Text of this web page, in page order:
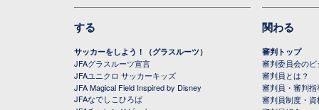
する
サッカーをしよう！（グラスルーツ）
JFAグラスルーツ宣言
JFAユニクロ サッカーキッズ
JFA Magical Field Inspired by Disney
JFAなでしこひろば
関わる
審判トップ
審判委員会の
審判員とは？
審判員・審判
審判員制度・資